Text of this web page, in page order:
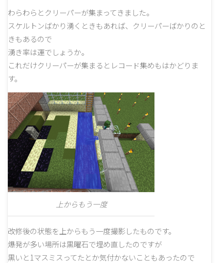
わらわらとクリーパーが集まってきました。
スケルトンばかり湧くときもあれば、クリーパーばかりのと
きもあるので
湧き率は運でしょうか。
これだけクリーパーが集まるとレコード集めもはかどりま
す。
上からもう一度
改修後の状態を上からもう一度撮影したものです。
爆発が多い場所は黒曜石で埋め直したのですが
黒いと1マスミスってたとか気付かないこともあったので